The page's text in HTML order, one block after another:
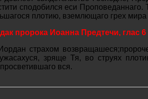
сподобился еси
плотию, вземлющаго грех
пророка Иоанна Предтечи, глас 6
страхом
зряще Тя, во струях
вся.